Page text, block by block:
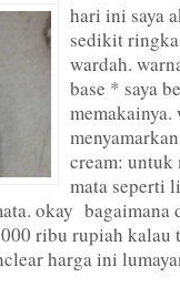
hari ini saya
sedikit
wardah.
base * saya
cream: untuk
mata seperti
okay bagaimana
ribu rupiah kalau
harga ini